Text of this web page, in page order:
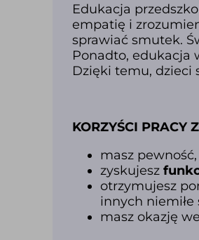
Edukacja
empatię i
sprawiać smutek.
Ponadto, edukacja
Dzięki temu, dzieci
KORZYŚCI PRACY
masz
zyskujesz
otrzymujesz
innych niemiłe
masz okazję